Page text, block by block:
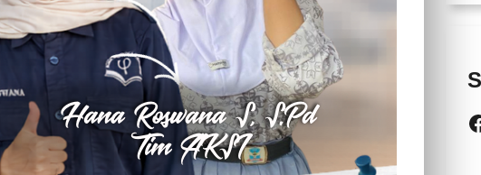
Facebook